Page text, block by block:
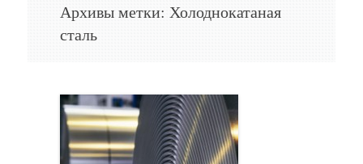
Архивы метки: Холоднокатаная
сталь